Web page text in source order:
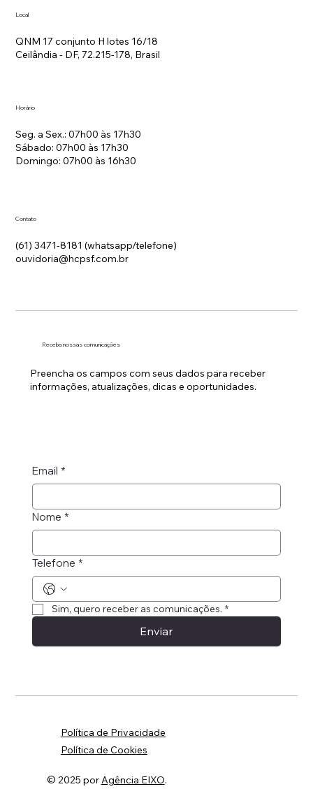
Local
QNM 17 conjunto H lotes 16/18
Ceilândia - DF, 72.215-178, Brasil
Horário
Seg. a Sex.: 07h00 às 17h30
Sábado: 07h00 às 17h30
Domingo: 07h00 às 16h30
Contato
(61) 3471-8181 (whatsapp/telefone)
ouvidoria@hcpsf.com.br
Receba nossas comunicações
Preencha os campos com seus dados para receber
informações, atualizações, dicas e oportunidades.
Email *
Nome *
Telefone *
Sim, quero receber as comunicações. *
Enviar
Política de Privacidade
Política de Cookies
© 2025 porAgência EIXO.